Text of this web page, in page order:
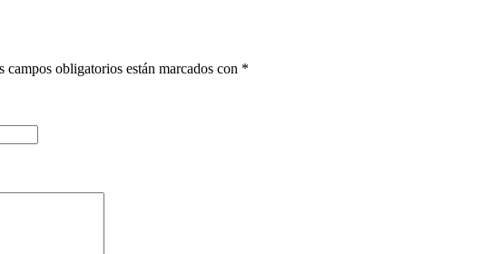
campos obligatorios están marcados con *